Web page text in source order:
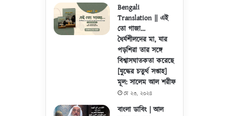
Bengali
Translation || এই
তো গাজা…
ধৈর্যশীলদের মা, যার
পড়শিরা তার সঙ্গে
বিশ্বাসঘাতকতা করেছে
[যুদ্ধের চতুর্থ সপ্তাহ]
মূল: সালেম আল শরীফ
মে ২৩, ২০২৪
বাংলা ডাবিং | আল